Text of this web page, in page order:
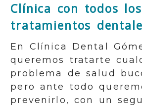
Clínica con todos los
tratamientos
En Clínica Dental
queremos tratarte
problema de salud
pero ante todo
prevenirlo, con un